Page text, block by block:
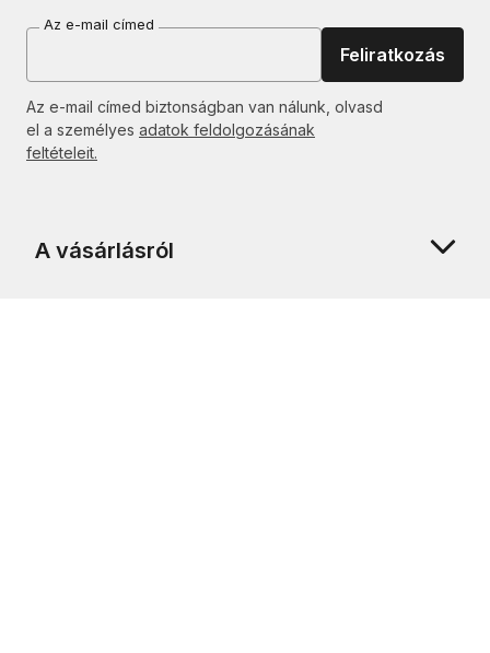
Az e-mail címed
Feliratkozás
Az e-mail címed biztonságban van nálunk, olvasd
el a személyes adatok feldolgozásának
feltételeit.
A vásárlásról